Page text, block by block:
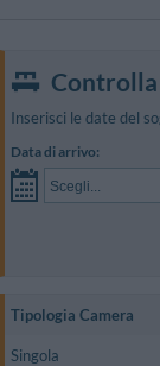
Inserisci le date del
Data di arrivo:
Scegli...
Tipologia Camera
Singola